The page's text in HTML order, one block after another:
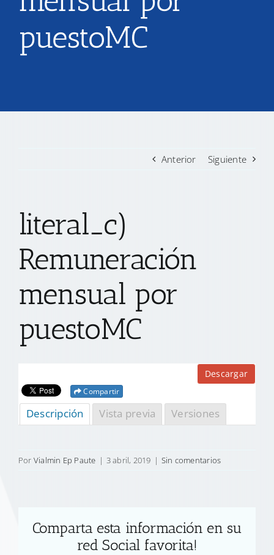
TRANSPARENCIA
puestoMC
Anterior Siguiente
literal_c)
Remuneración
mensual por
puestoMC
Descargar
Compartir
Descripción Vista previa Versiones
Por Vialmin Ep Paute | 3 abril, 2019 | Sin comentarios
Comparta esta información en su
red Social favorita!